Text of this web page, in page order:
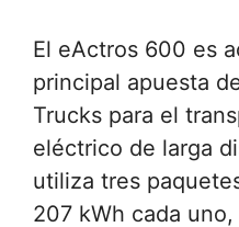
El eActros 600 es
principal apuesta
Trucks para el
eléctrico de larga
utiliza tres
207 kWh cada